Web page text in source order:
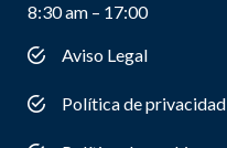
8:30 am – 17:00
Aviso Legal
Política de privacidad